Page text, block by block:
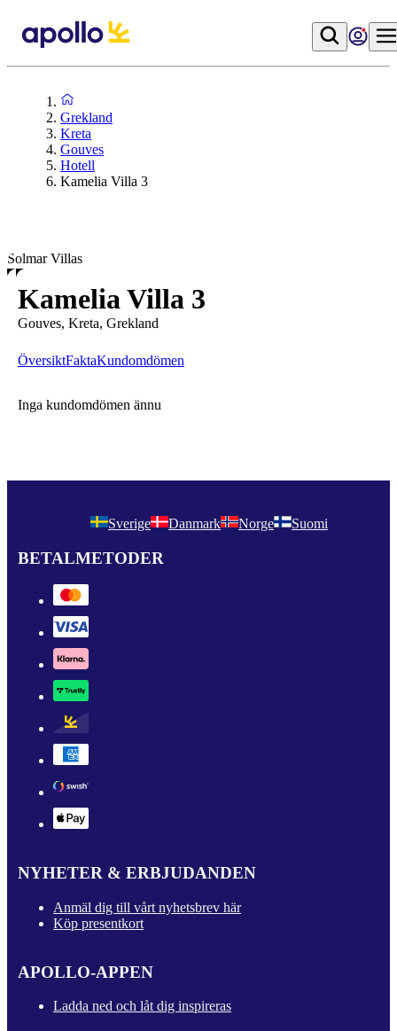
Grekland
Kreta
Gouves
Hotell
Kamelia Villa 3
Solmar Villas
Kamelia Villa 3
Gouves, Kreta, Grekland
ÖversiktFaktaKundomdömen
Inga kundomdömen ännu
Sverige Danmark Norge Suomi
BETALMETODER
NYHETER & ERBJUDANDEN
Anmäl dig till vårt nyhetsbrev här
Köp presentkort
APOLLO-APPEN
Ladda ned och låt dig inspireras